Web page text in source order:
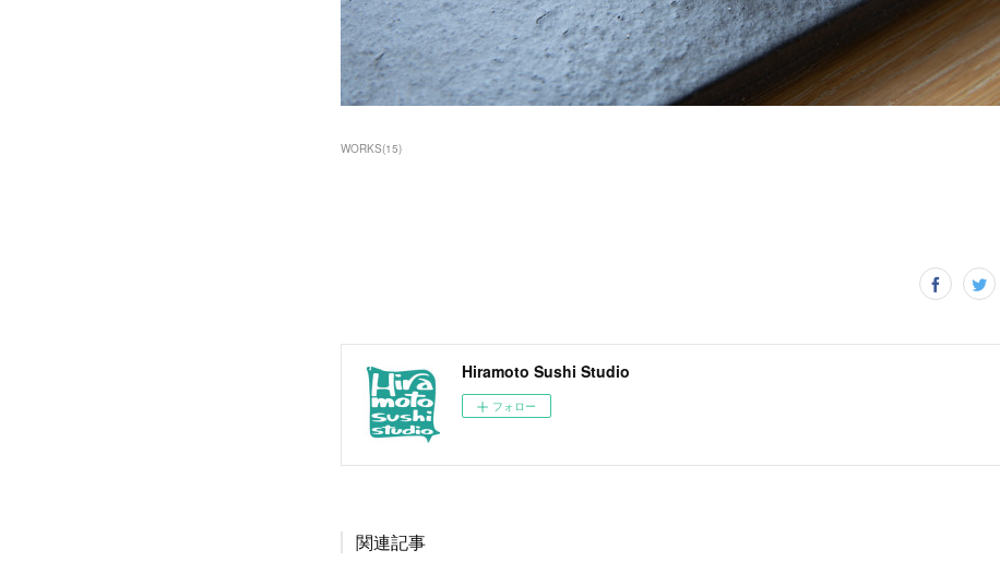
WORKS(15)
Hiramoto Sushi Studio
フォロー
関連記事